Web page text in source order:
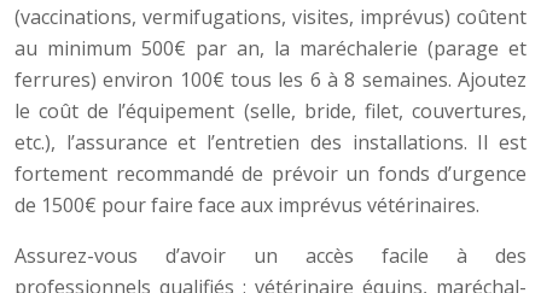
(vaccinations, vermifugations, visites, imprévus) coûtent
au minimum 500€ par an, la maréchalerie (parage et
ferrures) environ 100€ tous les 6 à 8 semaines. Ajoutez
le coût de l’équipement (selle, bride, filet, couvertures,
etc.), l’assurance et l’entretien des installations. Il est
fortement recommandé de prévoir un fonds d’urgence
de 1500€ pour faire face aux imprévus vétérinaires.
Assurez-vous d’avoir un accès facile à des
professionnels qualifiés : vétérinaire équins, maréchal-